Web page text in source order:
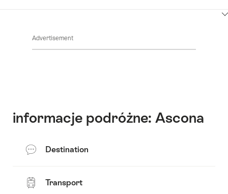
Advertisement
informacje podróżne: Ascona
Destination
Transport